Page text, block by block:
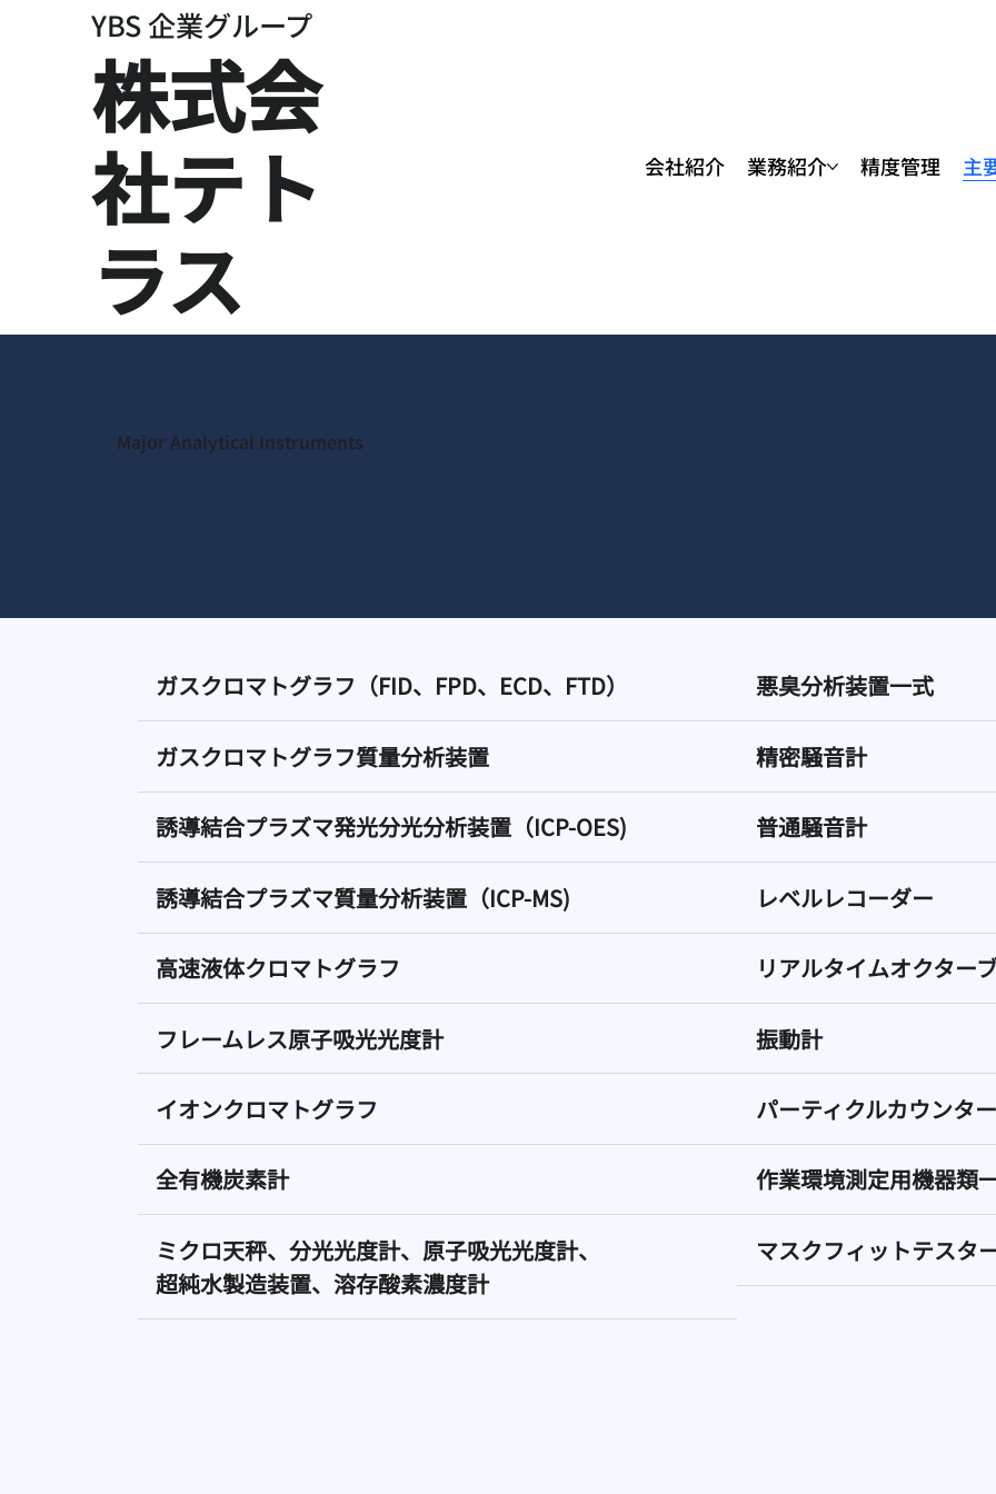
YBS 企業グループ
​株式会
社テト
ラス
会社紹介 業務紹介 精度管理 主
ガスクロマトグラフ（FID、FPD、ECD、FTD）
ガスクロマトグラフ質量分析装置
誘導結合プラズマ発光分光分析装置（ICP-OES)
誘導結合プラズマ質量分析装置（ICP-MS)
高速液体クロマトグラフ
フレームレス原子吸光光度計
イオンクロマトグラフ
全有機炭素計
ミクロ天秤、分光光度計、原子吸光光度計、
超純水製造装置、溶存酸素濃度計
悪臭分析装置一式
精密騒音計
普通騒音計
レベルレコーダー
リアルタイムオクター
振動計
パーティクルカウンター
作業環境測定用機器類
マスクフィットテスタ
Major Analytical Instruments